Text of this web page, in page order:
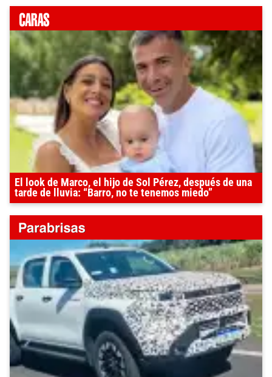
El look de Marco, el hijo de Sol Pérez, después de una
tarde de lluvia: “Barro, no te tenemos miedo”